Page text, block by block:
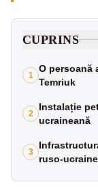
CUPRINS
1
O persoană
Temriuk
2
Instalație
ucraineană
3
ruso-